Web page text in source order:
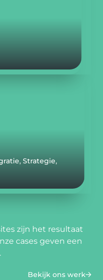
, Strategie,
zijn het resultaat
cases geven een
Bekijk ons werk